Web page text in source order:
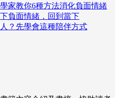
家教你6種方法消化負面情緒
負面情緒，回到當下
？先學會這種陪伴方式